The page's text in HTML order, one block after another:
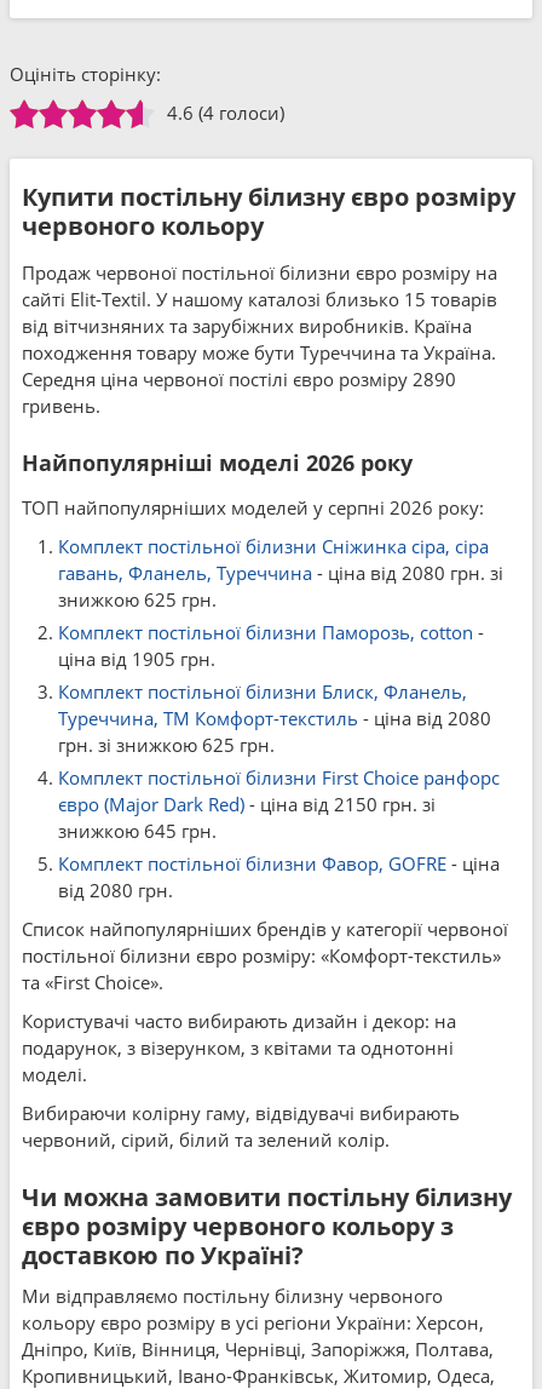
Оцініть сторінку:
4.6 (4 голоси)
Купити постільну білизну євро розміру
червоного кольору
Продаж червоної постільної білизни євро розміру на
сайті Elit-Textil. У нашому каталозі близько 15 товарів
від вітчизняних та зарубіжних виробників. Країна
походження товару може бути Туреччина та Україна.
Середня ціна червоної постілі євро розміру 2890
гривень.
Найпопулярніші моделі 2026 року
ТОП найпопулярніших моделей у серпні 2026 року:
Комплект постільної білизни Сніжинка сіра, сіра
гавань, Фланель, Туреччина - ціна від 2080 грн. зі
знижкою 625 грн.
Комплект постільної білизни Паморозь, cotton -
ціна від 1905 грн.
Комплект постільної білизни Блиск, Фланель,
Туреччина, ТМ Комфорт-текстиль - ціна від 2080
грн. зі знижкою 625 грн.
Комплект постільної білизни First Choice ранфорс
євро (Major Dark Red) - ціна від 2150 грн. зі
знижкою 645 грн.
Комплект постільної білизни Фавор, GOFRE - ціна
від 2080 грн.
Список найпопулярніших брендів у категорії червоної
постільної білизни євро розміру: «Комфорт-текстиль»
та «First Choice».
Користувачі часто вибирають дизайн і декор: на
подарунок, з візерунком, з квітами та однотонні
моделі.
Вибираючи колірну гаму, відвідувачі вибирають
червоний, сірий, білий та зелений колір.
Чи можна замовити постільну білизну
євро розміру червоного кольору з
доставкою по Україні?
Ми відправляємо постільну білизну червоного
кольору євро розміру в усі регіони України: Херсон,
Дніпро, Київ, Вінниця, Чернівці, Запоріжжя, Полтава,
Кропивницький, Івано-Франківськ, Житомир, Одеса,